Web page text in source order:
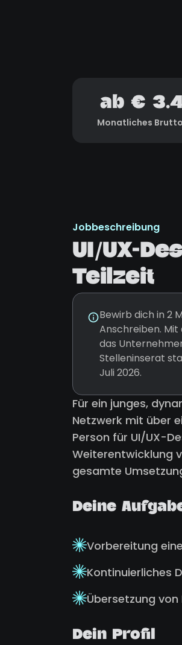
ab €
Monatliches
Jobbeschreibung
UI/UX-
Teilzeit
Bewirb dich in 2
Anschreiben.
das
Stelleninserat
Juli 2026.
Für ein junges,
Netzwerk mit über
Person für UI/UX-
Weiterentwicklung
gesamte
Deine
Vorbereitung
Kontinuierliches
Übersetzung
Dein Profil